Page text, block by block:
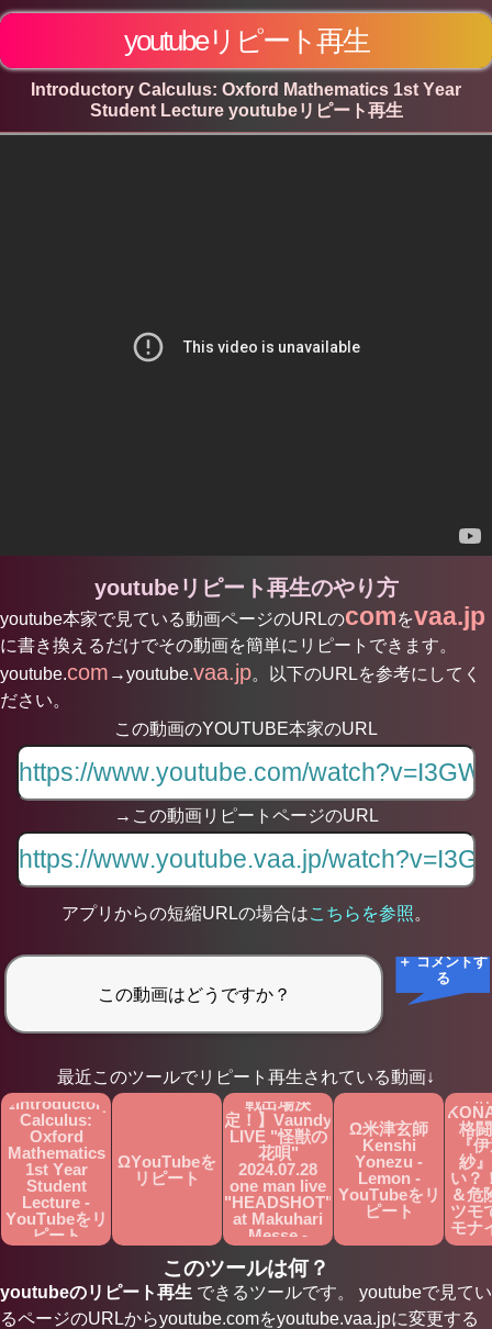
youtubeリピート再生
Introductory Calculus: Oxford Mathematics 1st Year
Student Lecture youtubeリピート再生
youtubeリピート再生のやり方
youtube本家で見ている動画ページのURLのcomをvaa.jp
に書き換えるだけでその動画を簡単にリピートできます。
youtube.com →youtube.vaa.jp。以下のURLを参考にしてく
ださい。
この動画のYOUTUBE本家のURL
→この動画リピートページのURL
アプリからの短縮URLの場合はこちらを参照 。
＋ コメントす
る
最近このツールでリピート再生されている動画↓
ΩIntroductory
Calculus:
Oxford
Mathematics
1st Year
Student
Lecture -
YouTubeをリ
ピート
ΩYouTubeを
リピート
Ω【第75回
NHK紅白歌合
戦出場決
定！】Vaundy
LIVE "怪獣の
花唄"
2024.07.28
one man live
"HEADSHOT"
at Makuhari
Messe -
YouTubeをリ
ピート
Ω米津玄師
Kenshi
Yonezu -
Lemon -
YouTubeをリ
ピート
格
『
紗
い？
＆危
ツモ
モナ
裂！
このツールは何？
youtubeのリピート再生 できるツールです。 youtubeで見てい
るページのURLからyoutube.comをyoutube.vaa.jpに変更する